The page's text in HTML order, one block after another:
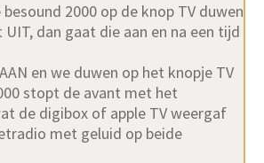
2000 op de knop TV duwen
dan gaat die aan en na een tijd
en we duwen op het knopje TV
stopt de avant met het
de digibox of apple TV weergaf
met geluid op beide